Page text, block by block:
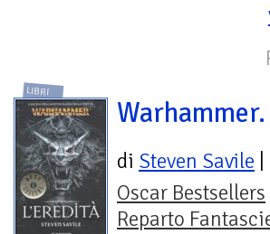
LIBRI
di Steven Savile
Oscar Bestsellers
Reparto